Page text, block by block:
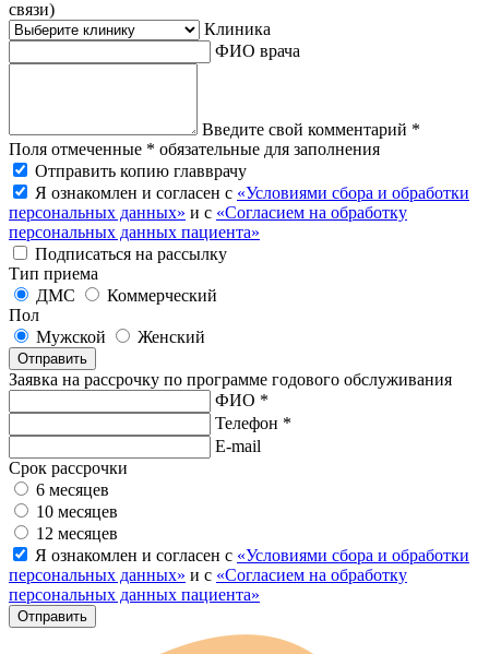
связи)
Клиника
ФИО врача
Введите свой комментарий *
Поля отмеченные * обязательные для заполнения
Отправить копию главврачу
Я ознакомлен и согласен с «Условиями сбора и обработки
персональных данных» и с «Согласием на обработку
персональных данных пациента»
Подписаться на рассылку
Тип приема
ДМС
Коммерческий
Пол
Мужской
Женский
Отправить
Заявка на рассрочку по программе годового обслуживания
ФИО *
Телефон *
E-mail
Срок рассрочки
6 месяцев
10 месяцев
12 месяцев
Я ознакомлен и согласен с «Условиями сбора и обработки
персональных данных» и с «Согласием на обработку
персональных данных пациента»
Отправить